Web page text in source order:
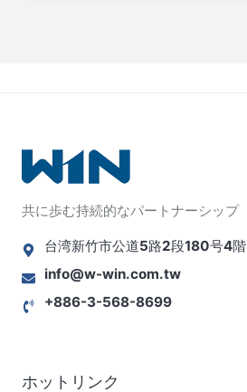
共に歩む持続的なパートナーシップ
台湾新竹市公道5路2段180号4階
info@w-win.com.tw
+886-3-568-8699
ホットリンク